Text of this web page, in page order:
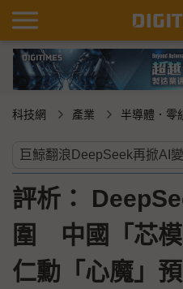
科技網 產業 半導體．零
評析：
圍 中國「芯
仁勳「心魔」